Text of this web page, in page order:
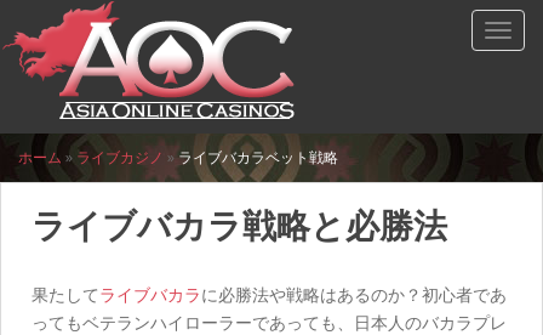
k
m
ホーム » ライブカジノ »ライブバカラベット戦略
ライブバカラ戦略と必勝法
果たしてライブバカラに必勝法や戦略はあるのか？初心者であ
ってもベテランハイローラーであっても、日本人のバカラプレ